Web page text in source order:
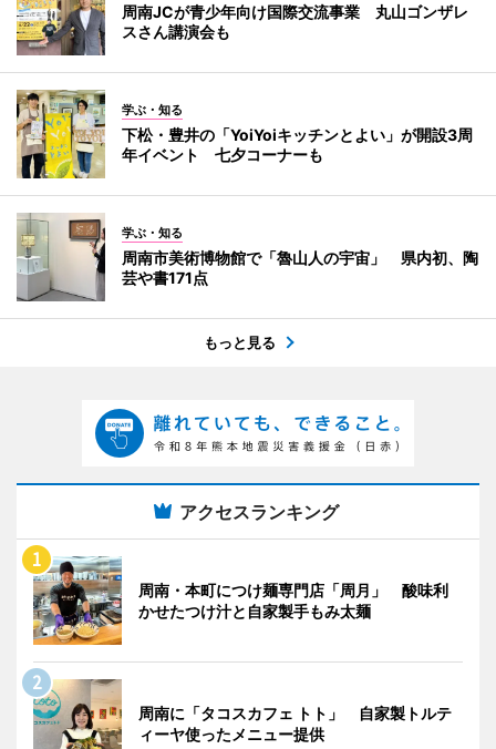
周南JCが青少年向け国際交流事業 丸山ゴンザレ
スさん講演会も
学ぶ・知る
下松・豊井の「YoiYoiキッチンとよい」が開設3周
年イベント 七夕コーナーも
学ぶ・知る
周南市美術博物館で「魯山人の宇宙」 県内初、陶
芸や書171点
もっと見る
アクセスランキング
周南・本町につけ麺専門店「周月」 酸味利
かせたつけ汁と自家製手もみ太麺
周南に「タコスカフェ トト」 自家製トルテ
ィーヤ使ったメニュー提供